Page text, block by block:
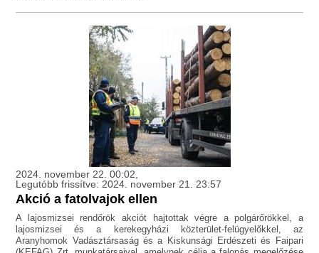
2024. november 22. 00:02,
Legutóbb frissítve: 2024. november 21. 23:57
Akció a fatolvajok ellen
A lajosmizsei rendőrök akciót hajtottak végre a polgárőrökkel, a
lajosmizsei és a kerekegyházi közterület-felügyelőkkel, az
Aranyhomok Vadásztársaság és a Kiskunsági Erdészeti és Faipari